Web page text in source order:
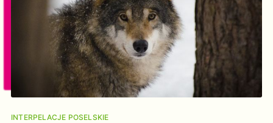
INTERPELACJE POSELSKIE